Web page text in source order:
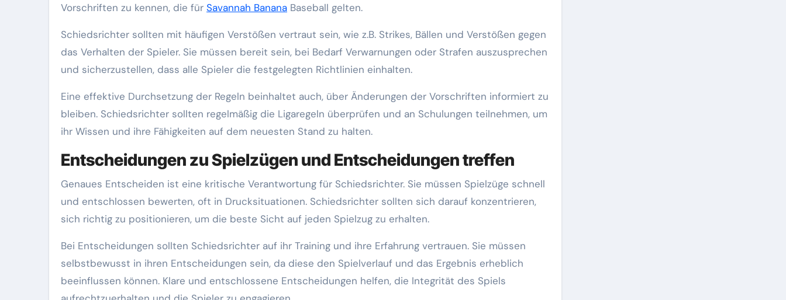
Vorschriften zu kennen, die für Savannah Banana Baseball gelten.
Schiedsrichter sollten mit häufigen Verstößen vertraut sein, wie z.B. Strikes, Bällen und Verstößen gegen
das Verhalten der Spieler. Sie müssen bereit sein, bei Bedarf Verwarnungen oder Strafen auszusprechen
und sicherzustellen, dass alle Spieler die festgelegten Richtlinien einhalten.
Eine effektive Durchsetzung der Regeln beinhaltet auch, über Änderungen der Vorschriften informiert zu
bleiben. Schiedsrichter sollten regelmäßig die Ligaregeln überprüfen und an Schulungen teilnehmen, um
ihr Wissen und ihre Fähigkeiten auf dem neuesten Stand zu halten.
Entscheidungen zu Spielzügen und Entscheidungen treffen
Genaues Entscheiden ist eine kritische Verantwortung für Schiedsrichter. Sie müssen Spielzüge schnell
und entschlossen bewerten, oft in Drucksituationen. Schiedsrichter sollten sich darauf konzentrieren,
sich richtig zu positionieren, um die beste Sicht auf jeden Spielzug zu erhalten.
Bei Entscheidungen sollten Schiedsrichter auf ihr Training und ihre Erfahrung vertrauen. Sie müssen
selbstbewusst in ihren Entscheidungen sein, da diese den Spielverlauf und das Ergebnis erheblich
beeinflussen können. Klare und entschlossene Entscheidungen helfen, die Integrität des Spiels